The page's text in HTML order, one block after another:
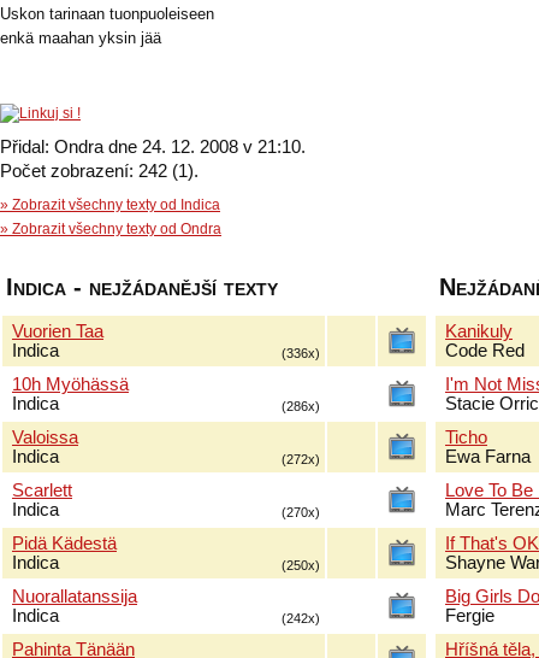
Uskon tarinaan tuonpuoleiseen
enkä maahan yksin jää
Přidal: Ondra dne 24. 12. 2008 v 21:10.
Počet zobrazení: 242 (1).
» Zobrazit všechny texty od Indica
» Zobrazit všechny texty od Ondra
Indica - nejžádanější texty
Vuorien Taa
Indica
(336x)
10h Myöhässä
Indica
(286x)
Valoissa
Indica
(272x)
Scarlett
Indica
(270x)
Pidä Kädestä
Indica
(250x)
Nuorallatanssija
Indica
(242x)
Pahinta Tänään
Kanikuly
Code Red
I'm Not
Stacie
Ticho
Ewa Farna
Love To
Marc
If That's
Shayne
Big Girls
Fergie
Hříšná